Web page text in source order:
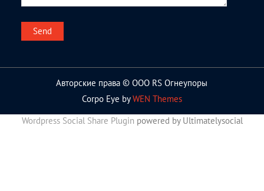
Авторские права © ООО RS Огнеупоры
Corpo Eye byWEN Themes
Wordpress Social Share Plugin powered by Ultimatelysocial